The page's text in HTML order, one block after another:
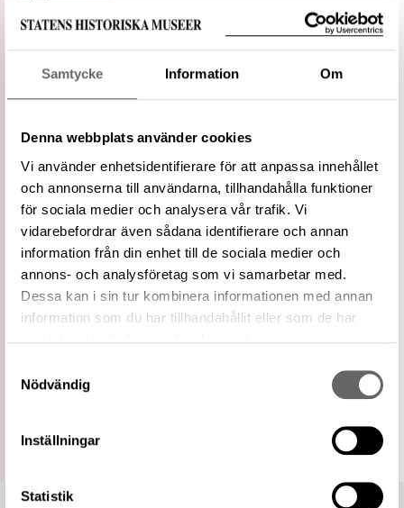
Samtycke Information Om
Denna webbplats använder cookies
Vi använder enhetsidentifierare för att anpassa innehållet
och annonserna till användarna, tillhandahålla funktioner
för sociala medier och analysera vår trafik. Vi
vidarebefordrar även sådana identifierare och annan
information från din enhet till de sociala medier och
annons- och analysföretag som vi samarbetar med.
Dessa kan i sin tur kombinera informationen med annan
information som du har tillhandahållit eller som de har
Nödvändig
Inställningar
Statistik
Typ
Föremålsbenämning
Vidare
term
Spjutspets
Definition
Typologi för spjutspetsar utvecklad av Jan
Petersen 1919.
De Norske Vikingesverd: En Typologisk-
Kronologisk Studie Over Vikingetidens
Vaaben, sid. 29 (Petersen, Jan)
URI
https://samlingar.shm.se/term/700c7b00-
180a-4b19-b761-2974efa1afed
All textinformation (metadata) på denna sida är fri att
använda enligt licensen CC0.